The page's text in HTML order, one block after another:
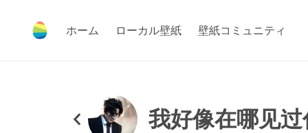
ホーム ローカル壁紙 壁紙コミュニティ
我好像在哪见过